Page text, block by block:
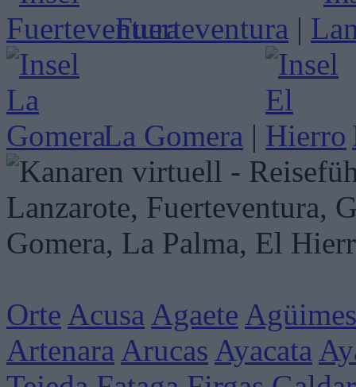
Fuerteventura |
La Gomera |
Orte Acusa Agaete Agüimes
Artenara Arucas Ayacata